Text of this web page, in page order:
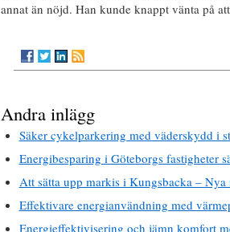
annat än nöjd. Han kunde knappt vänta på
Andra inlägg
Säker cykelparkering med väderskydd i
Energibesparing i Göteborgs fastigheter
Att sätta upp markis i Kungsbacka –
Effektivare energianvändning med
Energieffektivisering och jämn komfort